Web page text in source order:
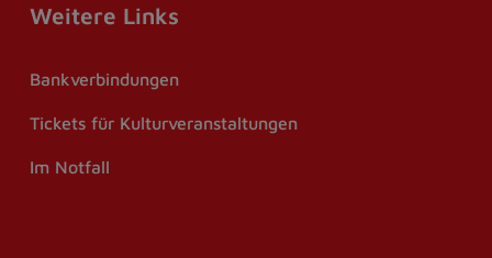
Weitere Links
Bankverbindungen
Tickets für Kulturveranstaltungen
Im Notfall